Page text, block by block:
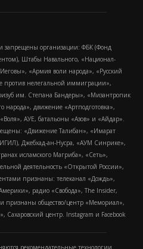
запрещены организации: ФБК (Фонд
Штабы Навального, «Национал-
«Армия воли народа», «Русский
против нелегальной иммиграции»,
им. Степана Бандеры», «Мизантропик
народа», движение «Артподготовка»,
АУЕ, батальоны «Азов» и «Айдар».
«Движение Талибан», «Имарат
ИГИЛ), Джебхад-ан-Нусра, «АУМ Синрике»,
исламского Магриба», «Сеть»,
деятельность «Открытой России»,
признаны: телеканал «Дождь»,
радио «Свобода», The Insider,
признаны общество/центр «Мемориал»,
центр. Instagram и Facebook